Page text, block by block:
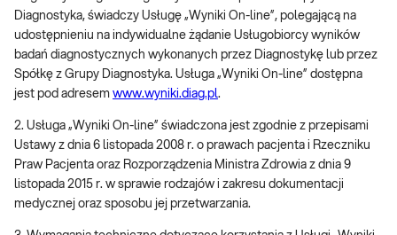
Diagnostyka, świadczy Usługę „Wyniki On-line”, polegającą na
udostępnieniu na indywidualne żądanie Usługobiorcy wyników
badań diagnostycznych wykonanych przez Diagnostykę lub przez
Spółkę z Grupy Diagnostyka. Usługa „Wyniki On-line” dostępna
jest pod adresem www.wyniki.diag.pl.
2. Usługa „Wyniki On-line” świadczona jest zgodnie z przepisami
Ustawy z dnia 6 listopada 2008 r. o prawach pacjenta i Rzeczniku
Praw Pacjenta oraz Rozporządzenia Ministra Zdrowia z dnia 9
listopada 2015 r. w sprawie rodzajów i zakresu dokumentacji
medycznej oraz sposobu jej przetwarzania.